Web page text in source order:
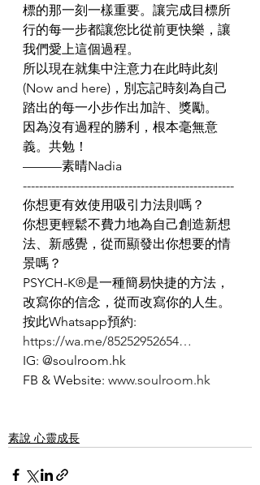
標的那一刻一樣重要。讓完成目標所
行的每一步都讓您比從前更快樂，讓
我們愛上這個過程。
所以現在就集中注意力在此時此刻
(Now and here)，別忘記時刻為自己
踏出的每一小步作出加許、獎勵。
因為沒有過程的勝利，根本毫無意
義。共勉！
———素晴Nadia
----------------------------------------------------
你想更有效使用吸引力法則嗎？
你想更輕鬆不費力地為自己創造新想
法、新感覺，從而顯發出你想要的情
景嗎？
PSYCH-K®️是一種簡易快捷的方法，
改寫你的信念，從而改寫你的人生。
按此Whatsapp預約:
https://wa.me/85252952654…
IG: @soulroom.hk
FB & Website: www.soulroom.hk
素說 心靈成長